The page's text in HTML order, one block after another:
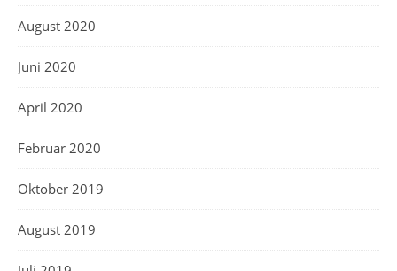
August 2020
Juni 2020
April 2020
Februar 2020
Oktober 2019
August 2019